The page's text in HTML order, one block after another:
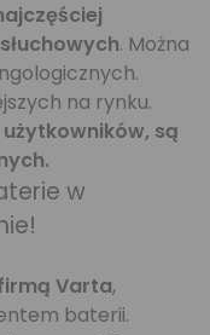
. Można
na rynku.
są
w
Varta,
baterii.